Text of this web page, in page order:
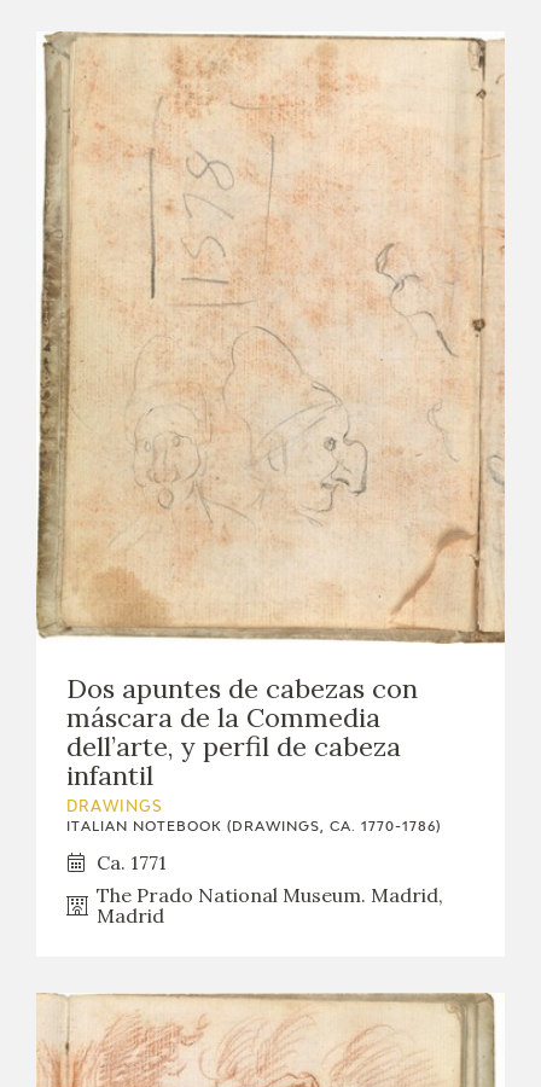
Dos apuntes de cabezas con
máscara de la Commedia
dell’arte, y perfil de cabeza
infantil
DRAWINGS
ITALIAN NOTEBOOK (DRAWINGS, CA. 1770-1786)
Ca. 1771
The Prado National Museum. Madrid,
Madrid